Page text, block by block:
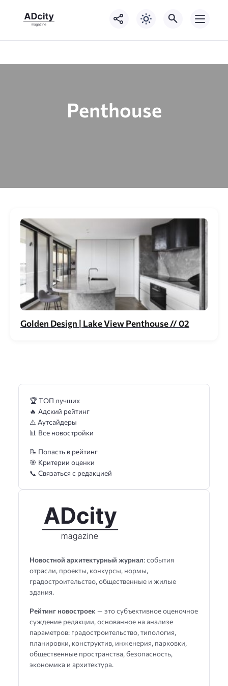
Pеnthоuse
Gоlden Design | Lake View Pеnthоuse // 02
Новостной архитектурный журнал: события
отрасли, проекты, конкурсы, нормы,
градостроительство, общественные и жилые
здания.
Рейтинг новостроек — это субъективное оценочное
суждение редакции, основанное на анализе
параметров: градостроительство, типология,
планировки, конструктив, инженерия, парковки,
общественные пространства, безопасность,
экономика и архитектура.
🏆 ТОП лучших
🔥 Адский рейтинг
⚠️ Аутсайдеры
📊 Все новостройки
📝 Попасть в рейтинг
🎯 Критерии оценки
📞 Связаться с редакцией